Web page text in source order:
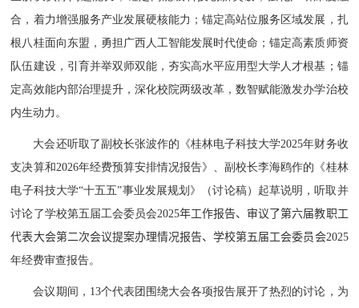
合，着力增强服务产业发展硬核能力；锚定高站位服务区域发展，扎
根八桂面向东盟，勇担广西人工智能发展时代使命；锚定高素质师资
队伍建设，引育并举双师双能，夯实高水平应用型大学人才根基；锚
定高效能内部治理提升，深化校院两级改革，数智赋能激发办学治校
内生动力。
大会还听取了副校长张波作的《桂林电子科技大学2025年财务收
支决算和2026年经费预算安排情况报告》、副校长李海鸥作的《桂林
电子科技大学“十五五”事业发展规划》（讨论稿）起草说明，听取并
讨论了学校第五届工会委员会2025年工作报告、审议了第六届教职工
代表大会第二次会议提案办理情况报告、学校第五届工会委员会2025
年经费审查报告。
会议期间， 13个代表团围绕大会各项报告展开了热烈的讨论，为